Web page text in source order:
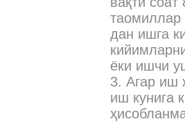
таомиллар
дан ишга
ёки ишчи
3. Агар иш
иш кунига